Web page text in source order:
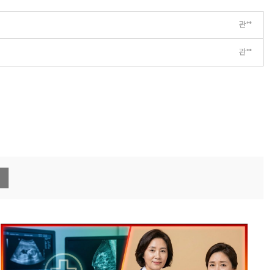
관**
관**